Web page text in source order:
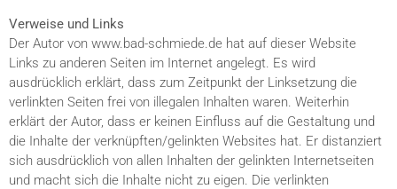
Verweise und Links
Der Autor von www.bad-schmiede.de hat auf dieser Website
Links zu anderen Seiten im Internet angelegt. Es wird
ausdrücklich erklärt, dass zum Zeitpunkt der Linksetzung die
verlinkten Seiten frei von illegalen Inhalten waren. Weiterhin
erklärt der Autor, dass er keinen Einfluss auf die Gestaltung und
die Inhalte der verknüpften/gelinkten Websites hat. Er distanziert
sich ausdrücklich von allen Inhalten der gelinkten Internetseiten
und macht sich die Inhalte nicht zu eigen. Die verlinkten